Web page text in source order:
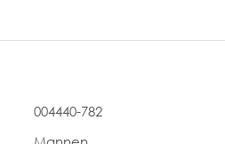
004440-782